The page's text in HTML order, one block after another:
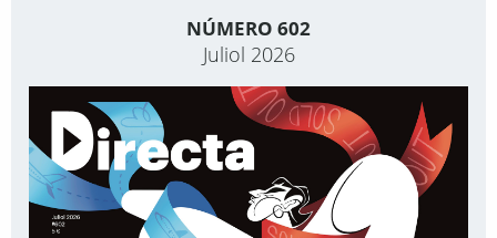
NÚMERO 602
Juliol 2026